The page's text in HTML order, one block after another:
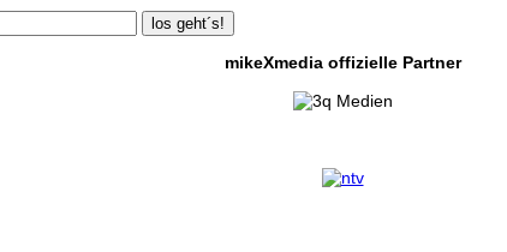
los geht´s!
mikeXmedia offizielle Partner